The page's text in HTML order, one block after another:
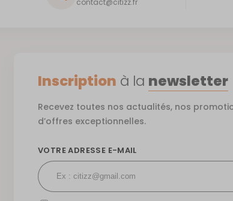
contact@citizz.fr
Inscription à la newsletter
Recevez toutes nos actualités, nos
d’offres exceptionnelles.
VOTRE ADRESSE E-MAIL